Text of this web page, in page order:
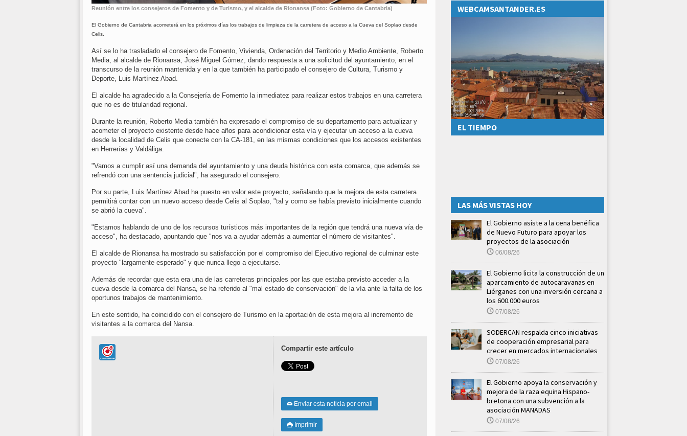
Reunión entre los consejeros de Fomento y de Turismo, y el alcalde de Rionansa (Foto: Gobierno de Cantabria)
El Gobierno de Cantabria acometerá en los próximos días los trabajos de limpieza de la carretera de acceso a la Cueva del Soplao desde
Celis.
Así se lo ha trasladado el consejero de Fomento, Vivienda, Ordenación del Territorio y Medio Ambiente, Roberto
Media, al alcalde de Rionansa, José Miguel Gómez, dando respuesta a una solicitud del ayuntamiento, en el
transcurso de la reunión mantenida y en la que también ha participado el consejero de Cultura, Turismo y
Deporte, Luis Martínez Abad.
El alcalde ha agradecido a la Consejería de Fomento la inmediatez para realizar estos trabajos en una carretera
que no es de titularidad regional.
Durante la reunión, Roberto Media también ha expresado el compromiso de su departamento para actualizar y
acometer el proyecto existente desde hace años para acondicionar esta vía y ejecutar un acceso a la cueva
desde la localidad de Celis que conecte con la CA-181, en las mismas condiciones que los accesos existentes
en Herrerías y Valdáliga.
"Vamos a cumplir así una demanda del ayuntamiento y una deuda histórica con esta comarca, que además se
refrendó con una sentencia judicial", ha asegurado el consejero.
Por su parte, Luis Martínez Abad ha puesto en valor este proyecto, señalando que la mejora de esta carretera
permitirá contar con un nuevo acceso desde Celis al Soplao, "tal y como se había previsto inicialmente cuando
se abrió la cueva".
"Estamos hablando de uno de los recursos turísticos más importantes de la región que tendrá una nueva vía de
acceso", ha destacado, apuntando que "nos va a ayudar además a aumentar el número de visitantes".
El alcalde de Rionansa ha mostrado su satisfacción por el compromiso del Ejecutivo regional de culminar este
proyecto "largamente esperado" y que nunca llego a ejecutarse.
Además de recordar que esta era una de las carreteras principales por las que estaba previsto acceder a la
cueva desde la comarca del Nansa, se ha referido al "mal estado de conservación" de la vía ante la falta de los
oportunos trabajos de mantenimiento.
En este sentido, ha coincidido con el consejero de Turismo en la aportación de esta mejora al incremento de
visitantes a la comarca del Nansa.
Compartir este artículo
✉ Enviar esta noticia por email
 Imprimir
WEBCAMSANTANDER.ES
EL TIEMPO
LAS MÁS VISTAS HOY
El Gobierno asiste a la cena benéfica
de Nuevo Futuro para apoyar los
proyectos de la asociación
06/08/26
El Gobierno licita la construcción de un
aparcamiento de autocaravanas en
Liérganes con una inversión cercana a
los 600.000 euros
07/08/26
SODERCAN respalda cinco iniciativas
de cooperación empresarial para
crecer en mercados internacionales
07/08/26
El Gobierno apoya la conservación y
mejora de la raza equina Hispano-
bretona con una subvención a la
asociación MANADAS
07/08/26